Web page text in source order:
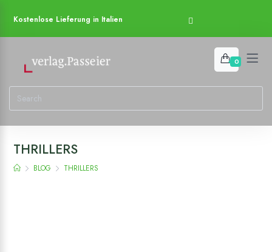
Kostenlose Lieferung in Italien
0
THRILLERS
BLOG THRILLERS